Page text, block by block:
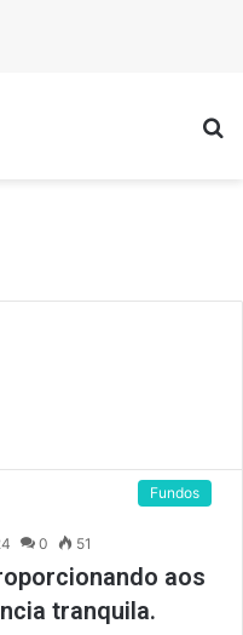
Fundos
0 51
aos
tranquila.